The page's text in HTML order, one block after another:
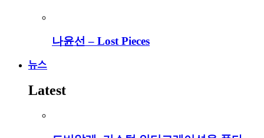
나윤선 – Lost Pieces
뉴스
Latest